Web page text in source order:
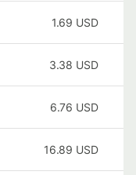
1.69 USD
3.38 USD
6.76 USD
16.89 USD